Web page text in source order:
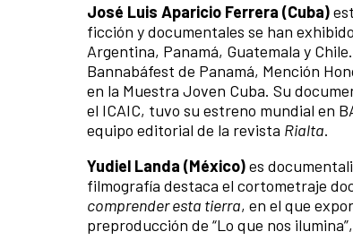
José Luis Aparicio Ferrera (Cuba)
ficción y documentales se han
Argentina, Panamá, Guatemala y
Bannabáfest de Panamá, Mención
en la Muestra Joven Cuba. Su
el ICAIC, tuvo su estreno mundial en
equipo editorial de la revista Rialta.
Yudiel Landa (México)es
filmografía destaca el cortometraje
comprender esta tierra, en el que
preproducción de “Lo que nos